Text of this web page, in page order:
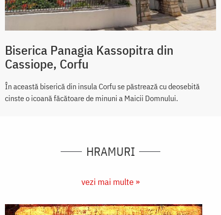
Biserica Panagia Kassopitra din
Cassiope, Corfu
În această biserică din insula Corfu se păstrează cu deosebită
cinste o icoană făcătoare de minuni a Maicii Domnului.
HRAMURI
vezi mai multe »